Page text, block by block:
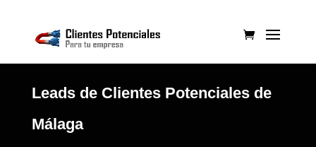
Leads de Clientes Potenciales de
Málaga